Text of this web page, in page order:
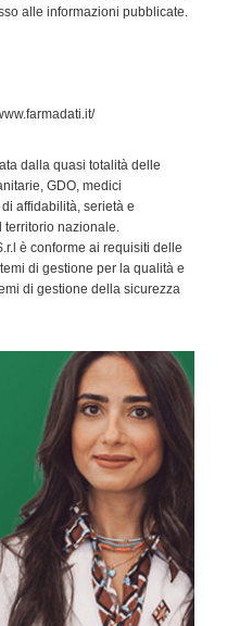
alle informazioni pubblicate.
dalla quasi totalità delle
GDO, medici
affidabilità, serietà e
territorio nazionale.
è conforme ai requisiti delle
di gestione per la qualità e
di gestione della sicurezza